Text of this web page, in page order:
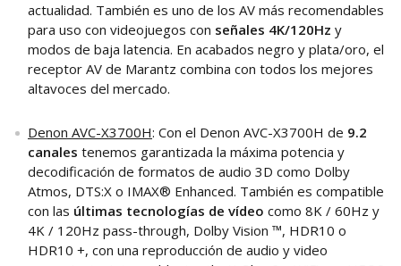
actualidad. También es uno de los AV más recomendables
para uso con videojuegos con señales 4K/120Hz y
modos de baja latencia. En acabados negro y plata/oro, el
receptor AV de Marantz combina con todos los mejores
altavoces del mercado.
Denon AVC-X3700H: Con el Denon AVC-X3700H de 9.2
canales tenemos garantizada la máxima potencia y
decodificación de formatos de audio 3D como Dolby
Atmos, DTS:X o IMAX® Enhanced. También es compatible
con las últimas tecnologías de vídeo como 8K / 60Hz y
4K / 120Hz pass-through, Dolby Vision ™, HDR10 o
HDR10 +, con una reproducción de audio y video